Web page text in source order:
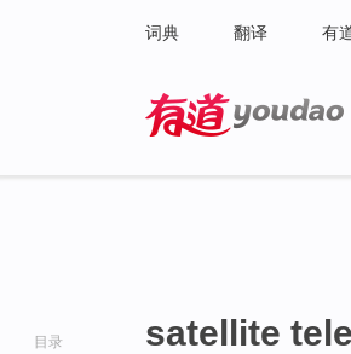
词典 翻译 有
目录 satellite